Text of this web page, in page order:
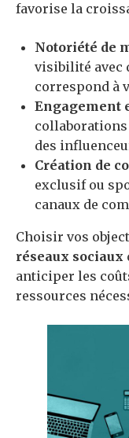
favorise la
Notoriété de
visibilité avec
correspond à
Engagement
collaborations
des
Création de
exclusif ou
canaux de
Choisir vos
réseaux sociaux
anticiper les
ressources